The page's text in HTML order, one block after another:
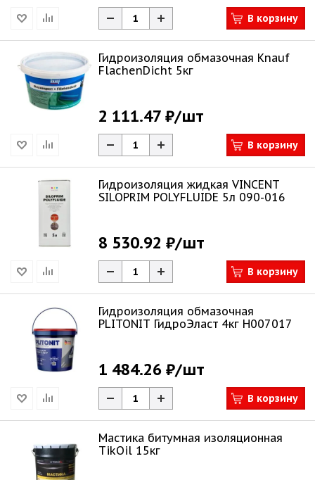
В корзину
Гидроизоляция обмазочная Knauf
FlachenDicht 5кг
2 111.47 ₽/шт
В корзину
Гидроизоляция жидкая VINCENT
SILOPRIM POLYFLUIDE 5л 090-016
8 530.92 ₽/шт
В корзину
Гидроизоляция обмазочная
PLITONIT ГидроЭласт 4кг Н007017
1 484.26 ₽/шт
В корзину
Мастика битумная изоляционная
TikOil 15кг